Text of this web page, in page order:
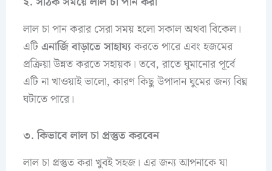
লাল চা পান করার সেরা সময় হলো সকাল অথবা বিকেল।
এটিএনার্জি বাড়াতে সাহায্যকরতে পারে এবং হজমের
প্রক্রিয়া উন্নত করতে সহায়ক। তবে, রাতে ঘুমানোর পূর্বে
এটি না খাওয়াই ভালো, কারণ কিছু উপাদান ঘুমের জন্য বিঘ্ন
ঘটাতে পারে।
৩. কিভাবে লাল চা প্রস্তুত করবেন
লাল চা প্রস্তুত করা খুবই সহজ। এর জন্য আপনাকে যা